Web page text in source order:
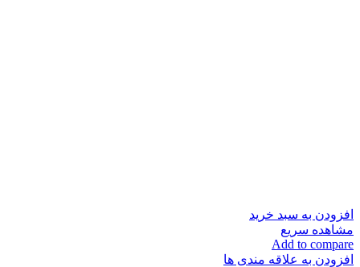
افزودن به سبد خرید
مشاهده سریع
Add to compare
افزودن به علاقه مندی ها